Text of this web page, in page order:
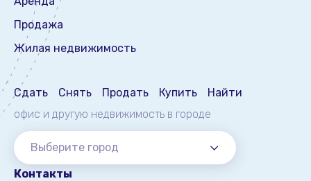
Продажа
Жилая недвижимость
Сдать Снять Продать Купить
Найти
офис и другую недвижимость в городе
Выберите город
Контакты